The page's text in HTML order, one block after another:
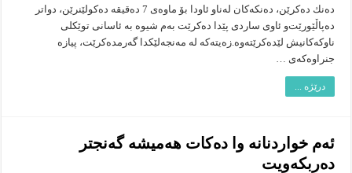
ده‌نك ده‌كرێن، ده‌نكه‌كان له‌ناو ئاودا بۆ ماوه‌ى 7 ده‌قیقه‌ ده‌كولێنرێن، دواتر
ده‌پاڵێورێت‌و ئاوى ساردی پێدا ده‌كرێت به‌م شیوه‌ به‌ ئاسانى توێكلی
ناوكه‌كانیش لێده‌كرێته‌وه‌.زه‌یته‌كه‌ له‌ مه‌نجه‌لێكدا گه‌رمده‌كرێت، پیازه‌
جنراوه‌كه‌ى …
درێژە ...
ئه‌م خواردنانه‌ وا ده‌كات هه‌میشه‌ گه‌نجتر
ده‌ربكه‌ویت